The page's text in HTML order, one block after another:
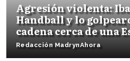
Agresión violenta:
Handball y lo
cadena cerca de una
Redacción MadrynAhora